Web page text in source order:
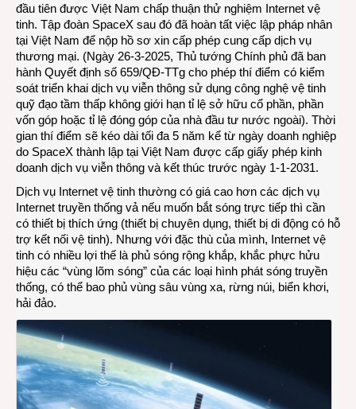
đầu tiên được Việt Nam chấp thuận thử nghiệm Internet vệ
tinh. Tập đoàn SpaceX sau đó đã hoàn tất việc lập pháp nhân
tại Việt Nam để nộp hồ sơ xin cấp phép cung cấp dịch vụ
thương mại. (Ngày 26-3-2025, Thủ tướng Chính phủ đã ban
hành Quyết định số 659/QĐ-TTg cho phép thí điểm có kiểm
soát triển khai dịch vụ viễn thông sử dụng công nghệ vệ tinh
quỹ đạo tầm thấp không giới hạn tỉ lệ sở hữu cổ phần, phần
vốn góp hoặc tỉ lệ đóng góp của nhà đầu tư nước ngoài). Thời
gian thí điểm sẽ kéo dài tối đa 5 năm kể từ ngày doanh nghiệp
do SpaceX thành lập tại Việt Nam được cấp giấy phép kinh
doanh dịch vụ viễn thông và kết thúc trước ngày 1-1-2031.
Dịch vụ Internet vệ tinh thường có giá cao hơn các dịch vụ
Internet truyền thống vả nếu muốn bắt sóng trực tiếp thì cần
có thiết bị thích ứng (thiết bị chuyên dụng, thiết bị di động có hỗ
trợ kết nối vệ tinh). Nhưng với đặc thù của mình, Internet vệ
tinh có nhiều lợi thế là phủ sóng rộng khắp, khắc phực hửu
hiệu các “vùng lõm sóng” của các loại hình phát sóng truyền
thống, có thể bao phủ vùng sâu vùng xa, rừng núi, biển khơi,
hải đảo.